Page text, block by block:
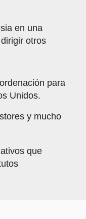
en una
otros
para
Unidos.
y mucho
que